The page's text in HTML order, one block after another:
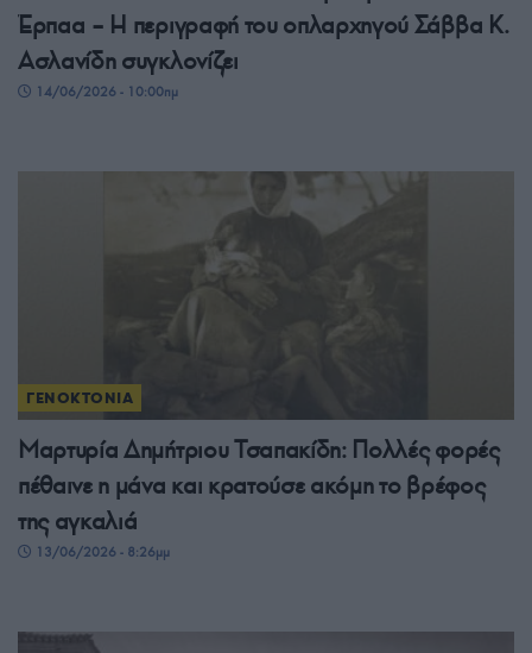
Έρπαα – Η περιγραφή του οπλαρχηγού Σάββα Κ.
Ασλανίδη συγκλονίζει
14/06/2026 - 10:00πμ
ΓΕΝΟΚΤΟΝΙΑ
Μαρτυρία Δημήτριου Τσαπακίδη: Πολλές φορές
πέθαινε η μάνα και κρατούσε ακόμη το βρέφος
της αγκαλιά
13/06/2026 - 8:26μμ